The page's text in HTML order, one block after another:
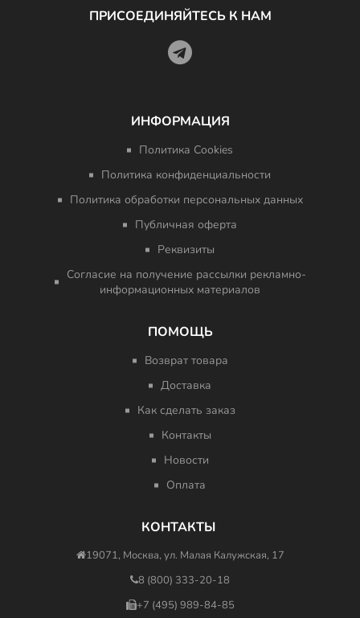
ПРИСОЕДИНЯЙТЕСЬ К НАМ
ИНФОРМАЦИЯ
Политика Cookies
Политика конфиденциальности
Политика обработки персональных данных
Публичная оферта
Реквизиты
Согласие на получение рассылки рекламно-
информационных материалов
ПОМОЩЬ
Возврат товара
Доставка
Как сделать заказ
Контакты
Новости
Оплата
КОНТАКТЫ
19071, Москва, ул. Малая Калужская, 17
8 (800) 333-20-18
+7 (495) 989-84-85